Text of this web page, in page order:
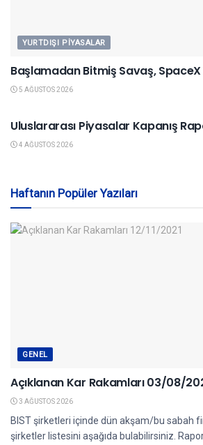
YURTDIŞI PIYASALAR
Başlamadan Bitmiş Savaş, SpaceX
5 AĞUSTOS 2026
Uluslararası Piyasalar Kapanış
4 AĞUSTOS 2026
Haftanın Popüler Yazıları
GENEL
Açıklanan Kar Rakamları 03/08/
3 AĞUSTOS 2026
BIST şirketleri içinde dün akşam/bu sabah
şirketler listesini aşağıda bulabilirsiniz.